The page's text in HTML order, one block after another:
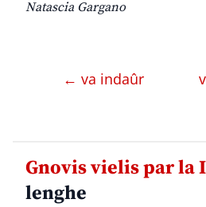
Natascia Gargano
← va indaûr
Gnovis vielis par la
lenghe